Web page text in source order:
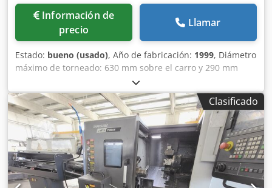
Información de
precio
Llamar
Estado: bueno (usado), Año de fabricación: 1999, Diámetro
máximo de torneado: 630 mm sobre el carro y 290 mm
sobre el carro transversal. Rango de velocidad de giro: 8 -
3000 rpm. Potencia del motor: 28 kW. Peso de la máquina:
5000 kg. Dksdpfezl Tlnjx Aixor
Clasificado